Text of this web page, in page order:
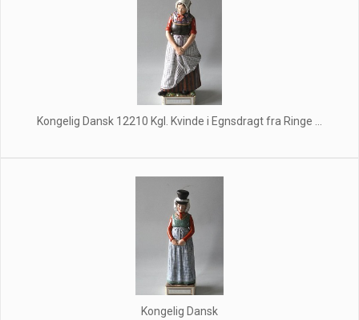
Kongelig Dansk 12210 Kgl. Kvinde i Egnsdragt fra Ringe ...
Kongelig Dansk